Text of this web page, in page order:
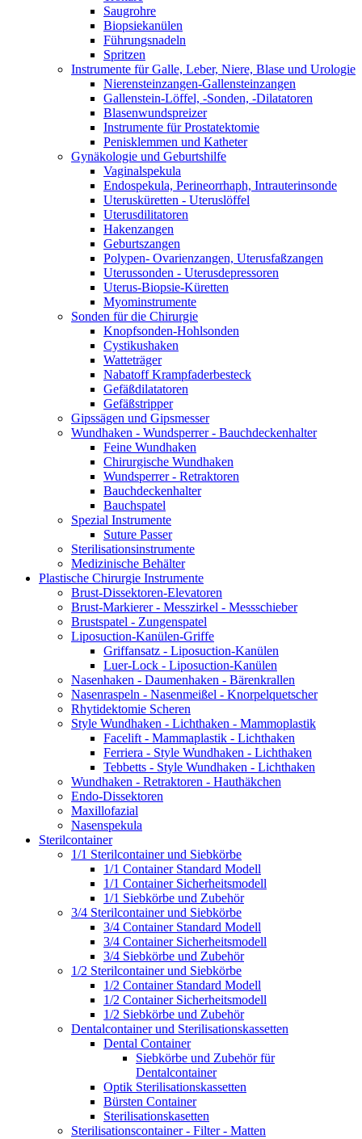
Saugrohre
Biopsiekanülen
Führungsnadeln
Spritzen
Instrumente für Galle, Leber, Niere, Blase und Urologie
Nierensteinzangen-Gallensteinzangen
Gallenstein-Löffel, -Sonden, -Dilatatoren
Blasenwundspreizer
Instrumente für Prostatektomie
Penisklemmen und Katheter
Gynäkologie und Geburtshilfe
Vaginalspekula
Endospekula, Perineorrhaph, Intrauterinsonde
Uterusküretten - Uteruslöffel
Uterusdilitatoren
Hakenzangen
Geburtszangen
Polypen- Ovarienzangen, Uterusfaßzangen
Uterussonden - Uterusdepressoren
Uterus-Biopsie-Küretten
Myominstrumente
Sonden für die Chirurgie
Knopfsonden-Hohlsonden
Cystikushaken
Watteträger
Nabatoff Krampfaderbesteck
Gefäßdilatatoren
Gefäßstripper
Gipssägen und Gipsmesser
Wundhaken - Wundsperrer - Bauchdeckenhalter
Feine Wundhaken
Chirurgische Wundhaken
Wundsperrer - Retraktoren
Bauchdeckenhalter
Bauchspatel
Spezial Instrumente
Suture Passer
Sterilisationsinstrumente
Medizinische Behälter
Plastische Chirurgie Instrumente
Brust-Dissektoren-Elevatoren
Brust-Markierer - Messzirkel - Messschieber
Brustspatel - Zungenspatel
Liposuction-Kanülen-Griffe
Griffansatz - Liposuction-Kanülen
Luer-Lock - Liposuction-Kanülen
Nasenhaken - Daumenhaken - Bärenkrallen
Nasenraspeln - Nasenmeißel - Knorpelquetscher
Rhytidektomie Scheren
Style Wundhaken - Lichthaken - Mammoplastik
Facelift - Mammaplastik - Lichthaken
Ferriera - Style Wundhaken - Lichthaken
Tebbetts - Style Wundhaken - Lichthaken
Wundhaken - Retraktoren - Hauthäkchen
Endo-Dissektoren
Maxillofazial
Nasenspekula
Sterilcontainer
1/1 Sterilcontainer und Siebkörbe
1/1 Container Standard Modell
1/1 Container Sicherheitsmodell
1/1 Siebkörbe und Zubehör
3/4 Sterilcontainer und Siebkörbe
3/4 Container Standard Modell
3/4 Container Sicherheitsmodell
3/4 Siebkörbe und Zubehör
1/2 Sterilcontainer und Siebkörbe
1/2 Container Standard Modell
1/2 Container Sicherheitsmodell
1/2 Siebkörbe und Zubehör
Dentalcontainer und Sterilisationskassetten
Dental Container
Siebkörbe und Zubehör für
Dentalcontainer
Optik Sterilisationskassetten
Bürsten Container
Sterilisationskasetten
Sterilisationscontainer - Filter - Matten